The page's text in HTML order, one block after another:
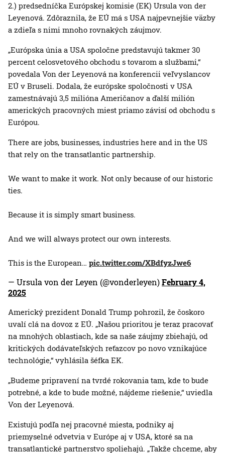
2.) predsedníčka Európskej komisie (EK) Ursula von der
Leyenová. Zdôraznila, že EÚ má s USA najpevnejšie väzby
a zdieľa s nimi mnoho rovnakých záujmov.
„Európska únia a USA spoločne predstavujú takmer 30
percent celosvetového obchodu s tovarom a službami,“
povedala Von der Leyenová na konferencii veľvyslancov
EÚ v Bruseli. Dodala, že európske spoločnosti v USA
zamestnávajú 3,5 milióna Američanov a ďalší milión
amerických pracovných miest priamo závisí od obchodu s
Európou.
There are jobs, businesses, industries here and in the US
that rely on the transatlantic partnership.
We want to make it work. Not only because of our historic
ties.
Because it is simply smart business.
And we will always protect our own interests.
This is the European… pic.twitter.com/XBdfyzJwe6
— Ursula von der Leyen (@vonderleyen)February 4,
2025
Americký prezident Donald Trump pohrozil, že čoskoro
uvalí clá na dovoz z EÚ. „Našou prioritou je teraz pracovať
na mnohých oblastiach, kde sa naše záujmy zbiehajú, od
kritických dodávateľských reťazcov po novo vznikajúce
technológie,“ vyhlásila šéfka EK.
„Budeme pripravení na tvrdé rokovania tam, kde to bude
potrebné, a kde to bude možné, nájdeme riešenie,“ uviedla
Von der Leyenová.
Existujú podľa nej pracovné miesta, podniky aj
priemyselné odvetvia v Európe aj v USA, ktoré sa na
transatlantické partnerstvo spoliehajú. „Takže chceme, aby